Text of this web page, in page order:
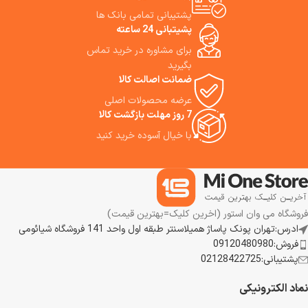
لذت ببرید!
نظافت خانه‌تان را به سطحی جدیدپشتیبانی تمامی بانک ها
پشیتبانی 24 ساعته
برای مشاوره در خرید تماس
بگیرید
ضمانت اصالت کالا
عرضه محصولات اصلی
7 روز مهلت بازگشت کالا
با خیال آسوده خرید کنید
فروشگاه می وان استور (اخرین کلیک=بهترین قیمت)
ادرس:تهران پونک پاساژ همیلاسنتر طبقه اول واحد 141 فروشگاه شیائومی
فروش:09120480980
پشتیبانی:02128422725
نماد الکترونیکی